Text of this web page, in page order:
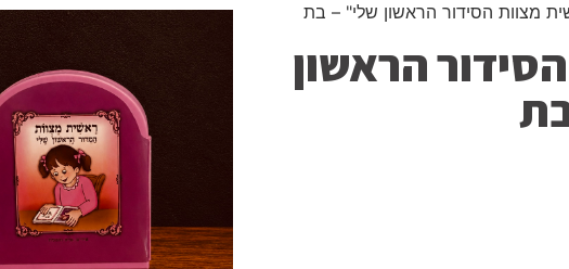
מצוות הסידור הראשון שלי" – בת
הראשון